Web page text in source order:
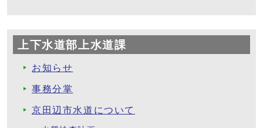
上下水道部上水道課
お知らせ
事務分掌
京田辺市水道について